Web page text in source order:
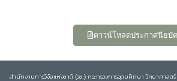
ดาวน์โหลดประกาศนียบั
สำนักงานการวิจัยแห่งชาติ (วช.) กระทรวงการอุดมศึกษา วิทยาศาสต